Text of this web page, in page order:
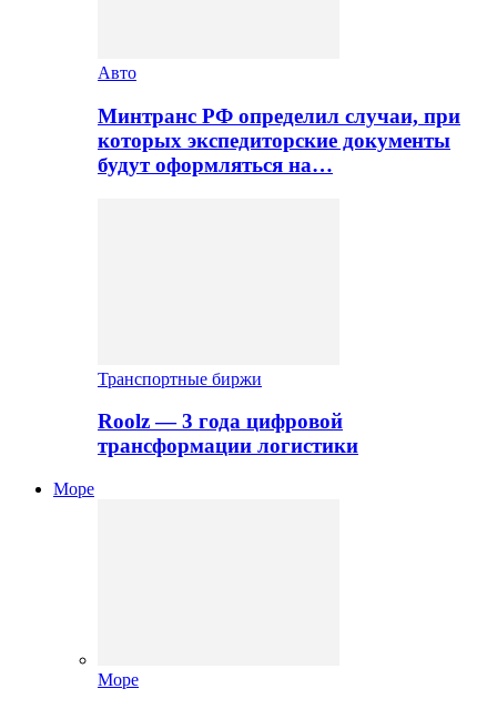
Авто
Минтранс РФ определил случаи, при
которых экспедиторские документы
будут оформляться на…
Транспортные биржи
Roolz — 3 года цифровой
трансформации логистики
Море
Море